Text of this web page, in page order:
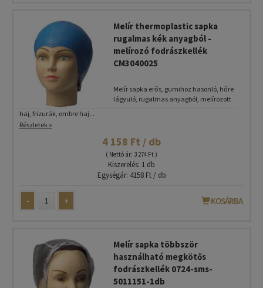
Melír thermoplastic sapka
rugalmas kék anyagból -
melírozó fodrászkellék
CM3040025
Melír sapka erős, gumihoz hasonló, hőre
lágyuló, rugalmas anyagból, melírozott
haj, frizurák, ombre haj...
Részletek »
4 158 Ft / db
( Nettó ár: 3 274 Ft )
Kiszerelés: 1 db
Egységár: 4158 Ft / db
- + KOSÁRBA
Melír sapka többször
használható megkötős
fodrászkellék 0724-sms-
5011151-1db